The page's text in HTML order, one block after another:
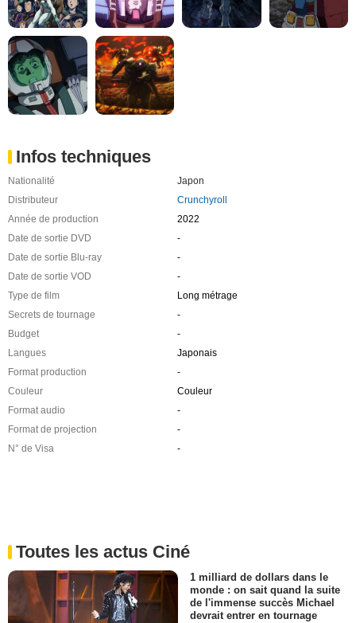
Infos techniques
Nationalité
Japon
Distributeur
Crunchyroll
Année de production
2022
Date de sortie DVD
-
Date de sortie Blu-ray
-
Date de sortie VOD
-
Type de film
Long métrage
Secrets de tournage
-
Budget
-
Langues
Japonais
Format production
-
Couleur
Couleur
Format audio
-
Format de projection
-
N° de Visa
-
Toutes les actus Ciné
1 milliard de dollars dans le
monde : on sait quand la suite
de l'immense succès Michael
devrait entrer en tournage